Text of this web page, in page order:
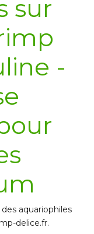
sur
-
aquariophiles
delice.fr.